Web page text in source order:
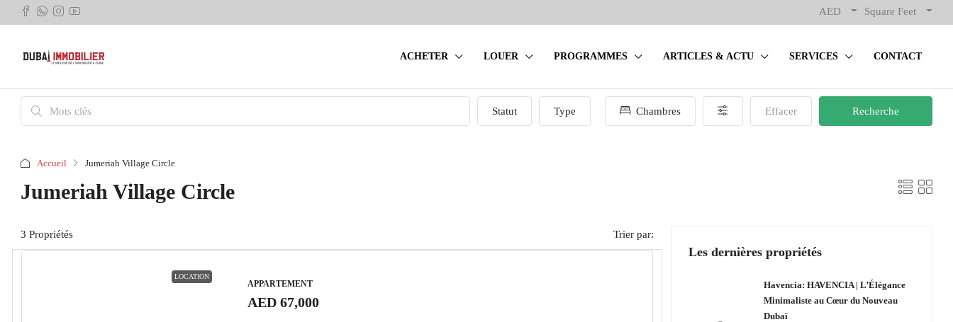
AED Square Feet
ACHETER LOUER PROGRAMMES ARTICLES & ACTU SERVICES CONTACT
Statut Type Chambres Effacer Recherche
Accueil Jumeriah Village Circle
Jumeriah Village Circle
3 Propriétés Trier par:
LOCATION
APPARTEMENT
AED 67,000
Les dernières propriétés
Havencia: HAVENCIA | L’Élégance
Minimaliste au Cœur du Nouveau
Dubaï